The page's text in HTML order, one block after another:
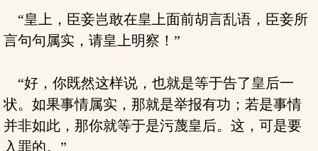
“皇上，臣妾岂敢在皇上面前胡言乱语，臣妾所
言句句属实，请皇上明察！”
“好，你既然这样说，也就是等于告了皇后一
状。如果事情属实，那就是举报有功；若是事情
并非如此，那你就等于是污蔑皇后。这，可是要
入罪的。”